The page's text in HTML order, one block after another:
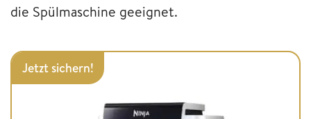
die Spülmaschine geeignet.
Jetzt sichern!